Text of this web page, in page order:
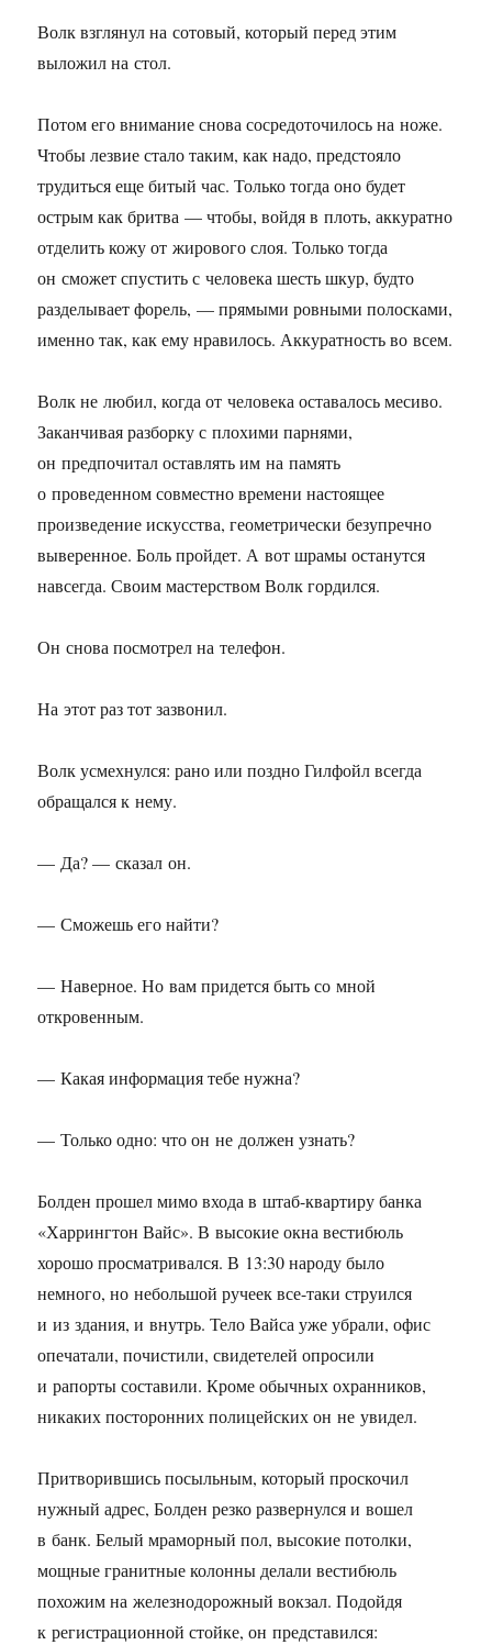
Волк взглянул на сотовый, который перед этим
выложил на стол.
Потом его внимание снова сосредоточилось на ноже.
Чтобы лезвие стало таким, как надо, предстояло
трудиться еще битый час. Только тогда оно будет
острым как бритва — чтобы, войдя в плоть, аккуратно
отделить кожу от жирового слоя. Только тогда
он сможет спустить с человека шесть шкур, будто
разделывает форель, — прямыми ровными полосками,
именно так, как ему нравилось. Аккуратность во всем.
Волк не любил, когда от человека оставалось месиво.
Заканчивая разборку с плохими парнями,
он предпочитал оставлять им на память
о проведенном совместно времени настоящее
произведение искусства, геометрически безупречно
выверенное. Боль пройдет. А вот шрамы останутся
навсегда. Своим мастерством Волк гордился.
Он снова посмотрел на телефон.
На этот раз тот зазвонил.
Волк усмехнулся: рано или поздно Гилфойл всегда
обращался к нему.
— Да? — сказал он.
— Сможешь его найти?
— Наверное. Но вам придется быть со мной
откровенным.
— Какая информация тебе нужна?
— Только одно: что он не должен узнать?
Болден прошел мимо входа в штаб-квартиру банка
«Харрингтон Вайс». В высокие окна вестибюль
хорошо просматривался. В 13:30 народу было
немного, но небольшой ручеек все-таки струился
и из здания, и внутрь. Тело Вайса уже убрали, офис
опечатали, почистили, свидетелей опросили
и рапорты составили. Кроме обычных охранников,
никаких посторонних полицейских он не увидел.
Притворившись посыльным, который проскочил
нужный адрес, Болден резко развернулся и вошел
в банк. Белый мраморный пол, высокие потолки,
мощные гранитные колонны делали вестибюль
похожим на железнодорожный вокзал. Подойдя
к регистрационной стойке, он представился: